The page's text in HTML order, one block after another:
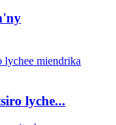
lyche...